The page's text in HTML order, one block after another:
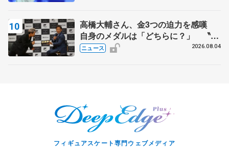
高橋大輔さん、金3つの迫力を感嘆
自身のメダルは「どちらに？」 〝リ
ス兄弟〟オリンピック3連覇の野村忠
ニュース 2026.08.04
フィギュアスケート専門ウェブメディア